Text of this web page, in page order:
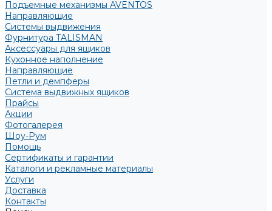
Подъемные механизмы AVENTOS
Направляющие
Системы выдвижения
Фурнитура TALISMAN
Аксессуары для ящиков
Кухонное наполнение
Направляющие
Петли и демпферы
Система выдвижных ящиков
Прайсы
Акции
Фотогалерея
Шоу-Рум
Помощь
Сертификаты и гарантии
Каталоги и рекламные материалы
Услуги
Доставка
Контакты